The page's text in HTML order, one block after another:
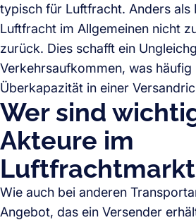
typisch für Luftfracht. Anders als
Luftfracht im Allgemeinen nicht
zurück. Dies schafft ein
Verkehrsaufkommen, was häufig
Überkapazität in einer
Wer sind
Akteure im
Wie auch bei anderen
Angebot, das ein Versender